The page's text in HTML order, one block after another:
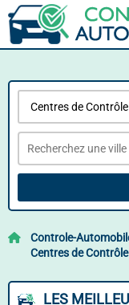
Controle-
Centres de
LES